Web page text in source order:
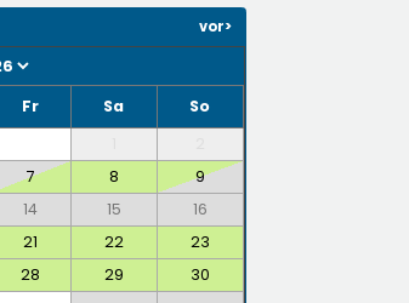
vor>
Fr Sa
So
7 8
9
14 15
16
21 22
23
28 29
30